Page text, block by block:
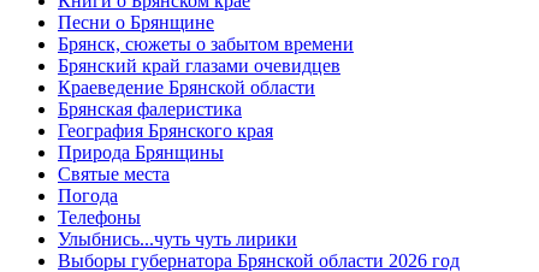
Песни о Брянщине
Брянск, сюжеты о забытом времени
Брянский край глазами очевидцев
Краеведение Брянской области
Брянская фалеристика
География Брянского края
Природа Брянщины
Святые места
Погода
Телефоны
Улыбнись...чуть чуть лирики
Выборы губернатора Брянской области 2026 год